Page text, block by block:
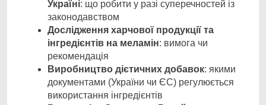
Україні: що робити у разі суперечностей із
законодавством
Дослідження харчової продукції та
інгредієнтів на меламін: вимога чи
рекомендація
Виробництво дієтичних добавок: якими
документами (України чи ЄС) регулюється
використання інгредієнтів